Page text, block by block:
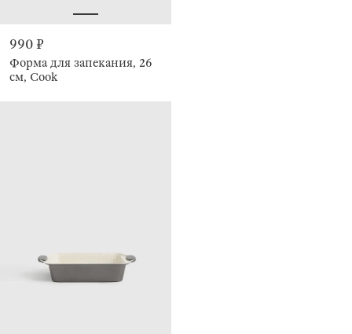
990 ₽
Форма для запекания, 26
см, Cook